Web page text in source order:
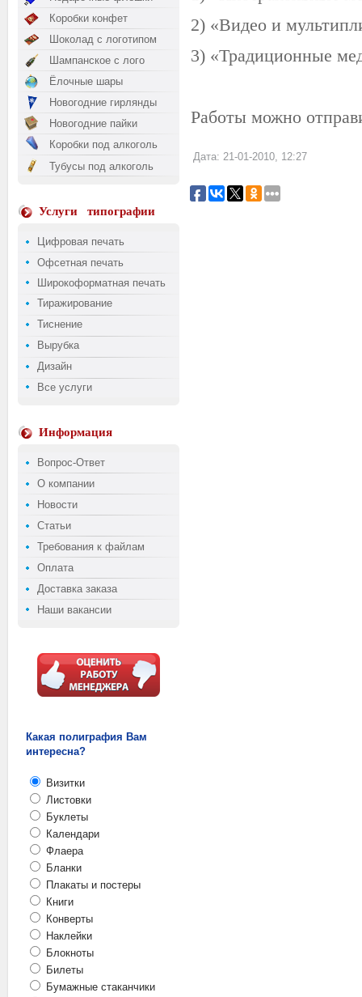
Коробки конфет
Шоколад с логотипом
Шампанское с лого
Ёлочные шары
Новогодние гирлянды
Новогодние пайки
Коробки под алкоголь
Тубусы под алкоголь
Услуги типографии
Цифровая печать
Офсетная печать
Широкоформатная печать
Тиражирование
Тиснение
Вырубка
Дизайн
Все услуги
Информация
Вопрос-Ответ
О компании
Новости
Статьи
Требования к файлам
Оплата
Доставка заказа
Наши вакансии
Какая полиграфия Вам
интересна?
Визитки
Листовки
Буклеты
Календари
Флаера
Бланки
Плакаты и постеры
Книги
Конверты
Наклейки
Блокноты
Билеты
Бумажные стаканчики
2) «Видео и
3) «Традиционные
Работы можно
Дата: 21-01-2010, 12:27